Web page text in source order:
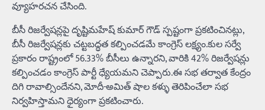
వ్యూహరచన చేసింది.
బీసీ రిజర్వేషన్లపై దృష్టిమహేష్ కుమార్ గౌడ్ స్పష్టంగా ప్రకటించినట్లు,
బీసీ రిజర్వేషన్లకు చట్టబద్ధత కల్పించడమే కాంగ్రెస్ లక్ష్యం.కుల సర్వే
ప్రకారం రాష్ట్రంలో 56.33% బీసీలు ఉన్నారని, వారికి 42% రిజర్వేషన్లు
కల్పించడం కాంగ్రెస్ పార్టీ ధ్యేయమని చెప్పారు.ఈ సభ తర్వాత కేంద్రం
దిగి రావాల్సిందేనని, మోదీ-అమిత్ షాల కళ్ళు తెరిపించేలా సభ
నిర్వహిస్తామని ధైర్యంగా ప్రకటించారు.